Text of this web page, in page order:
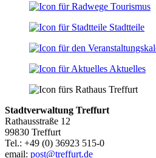
Tourismus
Stadtteile
Aktuelles
Stadtverwaltung Treffurt
Rathausstraße 12
99830 Treffurt
Tel.: +49 (0) 36923 515-0
email: post@treffurt.de